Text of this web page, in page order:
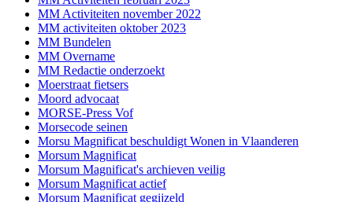
MM Activiteiten november 2022
MM activiteiten oktober 2023
MM Bundelen
MM Overname
MM Redactie onderzoekt
Moerstraat fietsers
Moord advocaat
MORSE-Press Vof
Morsecode seinen
Morsu Magnificat beschuldigt Wonen in Vlaanderen
Morsum Magnificat
Morsum Magnificat's archieven veilig
Morsum Magnificat actief
Morsum Magnificat gegijzeld